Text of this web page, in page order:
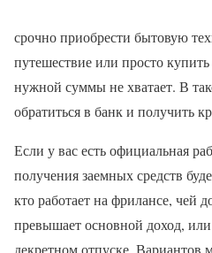
срочно приобрести бытовую
путешествие или просто
нужной суммы не хватает. В
обратиться в банк и получить
Если у вас есть официальная
получения заемных средств
кто работает на фрилансе, чей
превышает основной доход,
декретном отпуске. Вариантов